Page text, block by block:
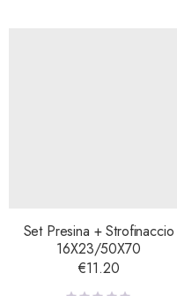
Set Presina + Strofinaccio
16X23/50X70
€11.20